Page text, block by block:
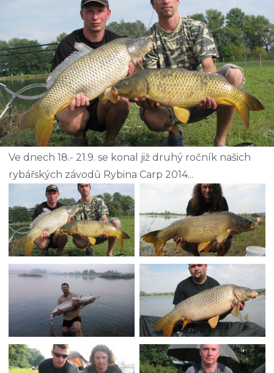
Ve dnech 18.- 21.9. se konal již druhý ročník našich
rybářských závodů Rybina Carp 2014...